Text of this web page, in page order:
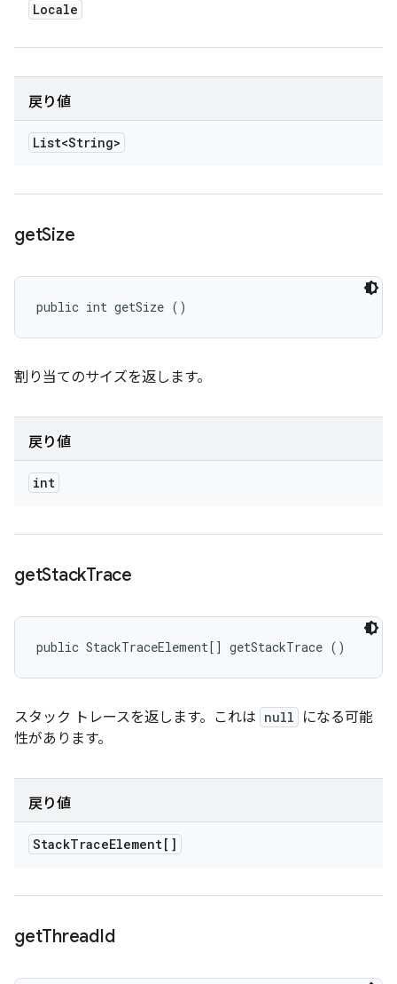
Locale
戻り値
List<String>
getSize
public int getSize ()
割り当てのサイズを返します。
戻り値
int
getStackTrace
public StackTraceElement[] getStackTrace ()
スタック トレースを返します。これは null
になる可能
性があります。
戻り値
StackTraceElement[]
getThreadId